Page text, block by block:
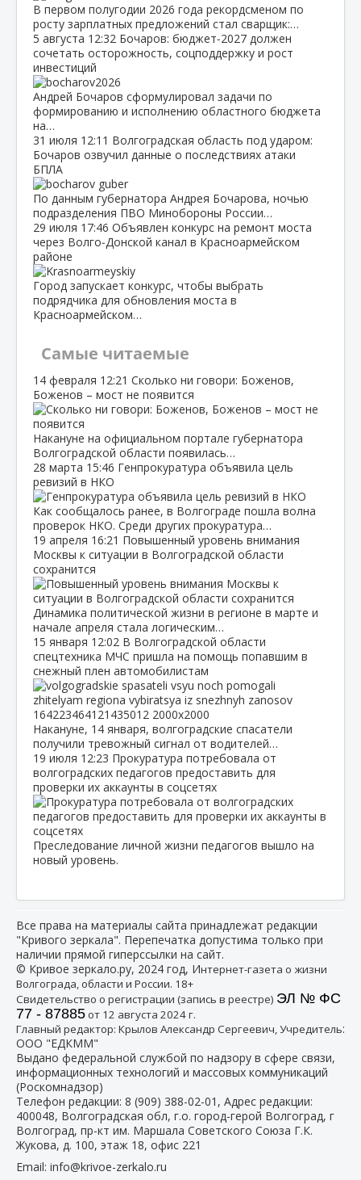
В первом полугодии 2026 года рекордсменом по
росту зарплатных предложений стал сварщик:…
5 августа 12:32 Бочаров: бюджет‑2027 должен
сочетать осторожность, соцподдержку и рост
инвестиций
Андрей Бочаров сформулировал задачи по
формированию и исполнению областного бюджета
на…
31 июля 12:11 Волгоградская область под ударом:
Бочаров озвучил данные о последствиях атаки
БПЛА
По данным губернатора Андрея Бочарова, ночью
подразделения ПВО Минобороны России…
29 июля 17:46 Объявлен конкурс на ремонт моста
через Волго‑Донской канал в Красноармейском
районе
Город запускает конкурс, чтобы выбрать
подрядчика для обновления моста в
Красноармейском…
Самые читаемые
14 февраля 12:21 Сколько ни говори: Боженов,
Боженов – мост не появится
Накануне на официальном портале губернатора
Волгоградской области появилась…
28 марта 15:46 Генпрокуратура объявила цель
ревизий в НКО
Как сообщалось ранее, в Волгограде пошла волна
проверок НКО. Среди других прокуратура…
19 апреля 16:21 Повышенный уровень внимания
Москвы к ситуации в Волгоградской области
сохранится
Динамика политической жизни в регионе в марте и
начале апреля стала логическим…
15 января 12:02 В Волгоградской области
спецтехника МЧС пришла на помощь попавшим в
снежный плен автомобилистам
Накануне, 14 января, волгоградские спасатели
получили тревожный сигнал от водителей…
19 июля 12:23 Прокуратура потребовала от
волгоградских педагогов предоставить для
проверки их аккаунты в соцсетях
Преследование личной жизни педагогов вышло на
новый уровень.
Все права на материалы сайта принадлежат редакции
"Кривого зеркала". Перепечатка допустима только при
наличии прямой гиперссылки на сайт.
© Кривое зеркало.ру, 2024 год, Интернет-газета о жизни
Волгограда, области и России. 18+
Свидетельство о регистрации (запись в реестре) ЭЛ № ФС
77 - 87885от 12 августа 2024 г.
Главный редактор: Крылов Александр Сергеевич, Учредитель:
ООО "ЕДКММ"
Выдано федеральной службой по надзору в сфере связи,
информационных технологий и массовых коммуникаций
(Роскомнадзор)
Телефон редакции: 8 (909) 388-02-01 , Адрес редакции:
400048, Волгоградская обл, г.о. город-герой Волгоград, г
Волгоград, пр-кт им. Маршала Советского Союза Г.К.
Жукова, д. 100, этаж 18, офис 221
Email: info@krivoe-zerkalo.ru